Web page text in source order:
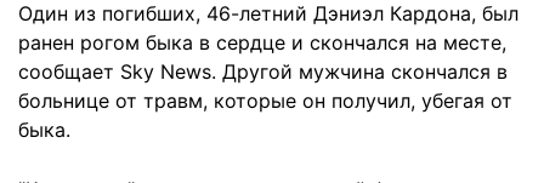
Один из погибших, 46-летний Дэниэл Кардона, был
ранен рогом быка в сердце и скончался на месте,
сообщает Sky News. Другой мужчина скончался в
больнице от травм, которые он получил, убегая от
быка.